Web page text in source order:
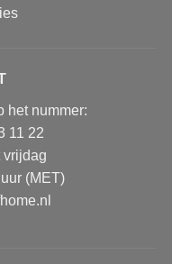
het nummer:
11 22
vrijdag
(MET)